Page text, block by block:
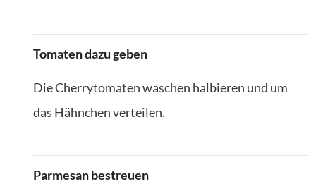
Tomaten dazu geben
Die Cherrytomaten waschen halbieren und um
das Hähnchen verteilen.
Parmesan bestreuen